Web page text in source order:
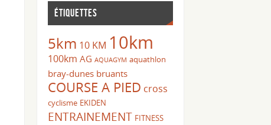
ÉTIQUETTES
5km 10 KM 10km
100km AG AQUAGYM aquathlon
bray-dunes bruants
COURSE A PIED cross
cyclisme EKIDEN
ENTRAINEMENT FITNESS